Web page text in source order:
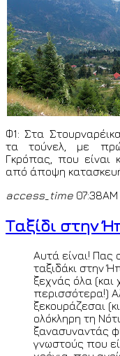
+4.5
time all
>> < Paris
+2 time all
Φ1: Στα
τα τούνελ, με
Γκρόπας, που είναι
από άποψη
access_time
Ταξίδι στην
Αυτά είναι! Πας
ταξιδάκι στην
ξεχνάς όλα (και
περισσότερα!)
ξεκουράζεσαι
ολόκληρη τη
ξανασυναντάς
γνωστούς που